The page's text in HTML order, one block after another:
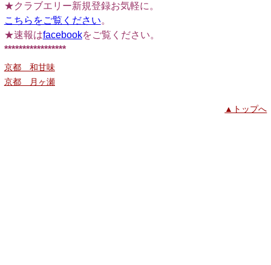
★クラブエリー新規登録お気軽に。
こちらをご覧ください。
★速報はfacebookをご覧ください。
*****************
京都 和甘味
京都 月ヶ瀬
▲トップへ